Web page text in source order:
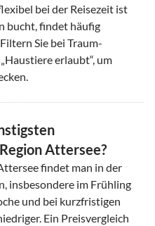
bei der Reisezeit ist
bucht, findet häufig
Sie bei Traum-
erlaubt“, um
Attersee?
findet man in der
insbesondere im Frühling
und bei kurzfristigen
Ein Preisvergleich